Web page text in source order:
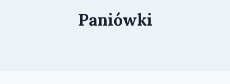
Paniówki